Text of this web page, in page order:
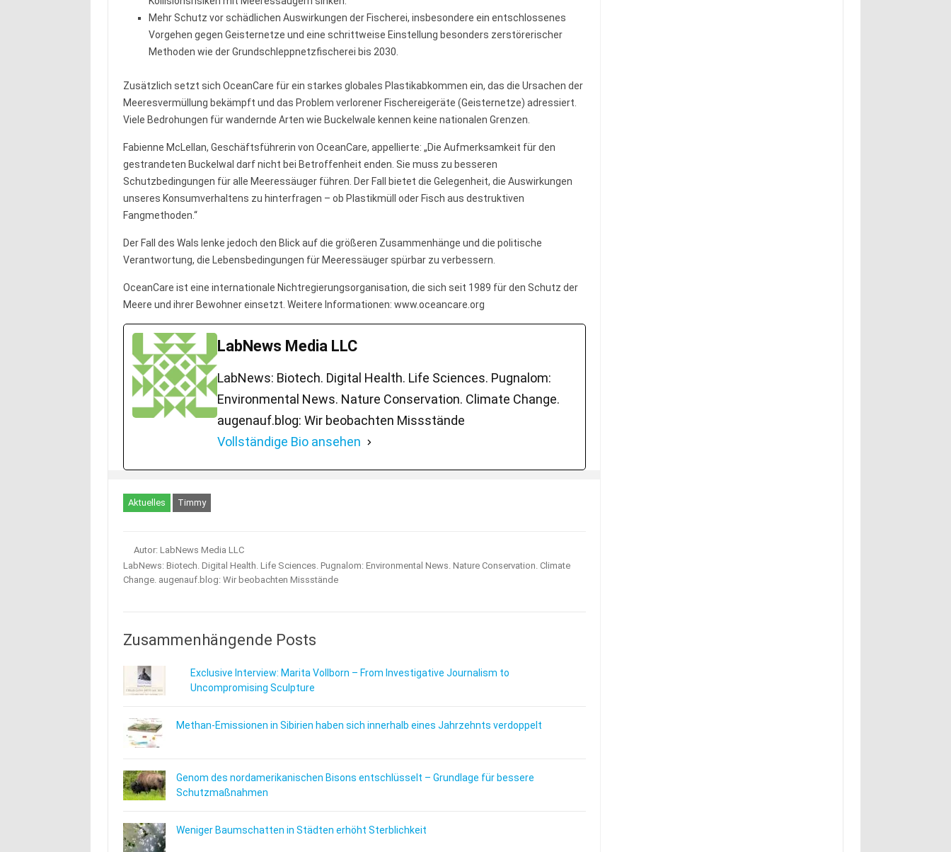
Mehr Schutz vor schädlichen Auswirkungen der Fischerei, insbesondere ein entschlossenes
Vorgehen gegen Geisternetze und eine schrittweise Einstellung besonders zerstörerischer
Methoden wie der Grundschleppnetzfischerei bis 2030.
Zusätzlich setzt sich OceanCare für ein starkes globales Plastikabkommen ein, das die Ursachen der
Meeresvermüllung bekämpft und das Problem verlorener Fischereigeräte (Geisternetze) adressiert.
Viele Bedrohungen für wandernde Arten wie Buckelwale kennen keine nationalen Grenzen.
Fabienne McLellan, Geschäftsführerin von OceanCare, appellierte: „Die Aufmerksamkeit für den
gestrandeten Buckelwal darf nicht bei Betroffenheit enden. Sie muss zu besseren
Schutzbedingungen für alle Meeressäuger führen. Der Fall bietet die Gelegenheit, die Auswirkungen
unseres Konsumverhaltens zu hinterfragen – ob Plastikmüll oder Fisch aus destruktiven
Fangmethoden.“
Der Fall des Wals lenke jedoch den Blick auf die größeren Zusammenhänge und die politische
Verantwortung, die Lebensbedingungen für Meeressäuger spürbar zu verbessern.
OceanCare ist eine internationale Nichtregierungsorganisation, die sich seit 1989 für den Schutz der
Meere und ihrer Bewohner einsetzt. Weitere Informationen: www.oceancare.org
LabNews Media LLC
LabNews: Biotech. Digital Health. Life Sciences. Pugnalom:
Environmental News. Nature Conservation. Climate Change.
augenauf.blog: Wir beobachten Missstände
Vollständige Bio ansehen
Aktuelles Timmy
Autor: LabNews Media LLC
LabNews: Biotech. Digital Health. Life Sciences. Pugnalom: Environmental News. Nature Conservation. Climate
Change. augenauf.blog: Wir beobachten Missstände
Zusammenhängende Posts
Exclusive Interview: Marita Vollborn – From Investigative Journalism to
Uncompromising Sculpture
Methan-Emissionen in Sibirien haben sich innerhalb eines Jahrzehnts verdoppelt
Genom des nordamerikanischen Bisons entschlüsselt – Grundlage für bessere
Schutzmaßnahmen
Weniger Baumschatten in Städten erhöht Sterblichkeit